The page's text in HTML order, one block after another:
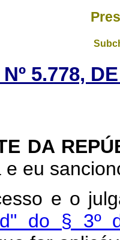
5.778,
DA
eu
e o
do § 3º